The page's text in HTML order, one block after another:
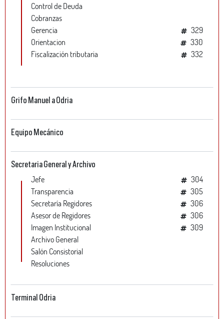
Control de Deuda
Cobranzas
Gerencia
329
Orientacion
330
Fiscalización tributaria
332
Grifo Manuel a Odria
Equipo Mecánico
Secretaria General y Archivo
Jefe
304
Transparencia
305
Secretaría Regidores
306
Asesor de Regidores
306
Imagen Institucional
309
Archivo General
Salón Consistorial
Resoluciones
Terminal Odria